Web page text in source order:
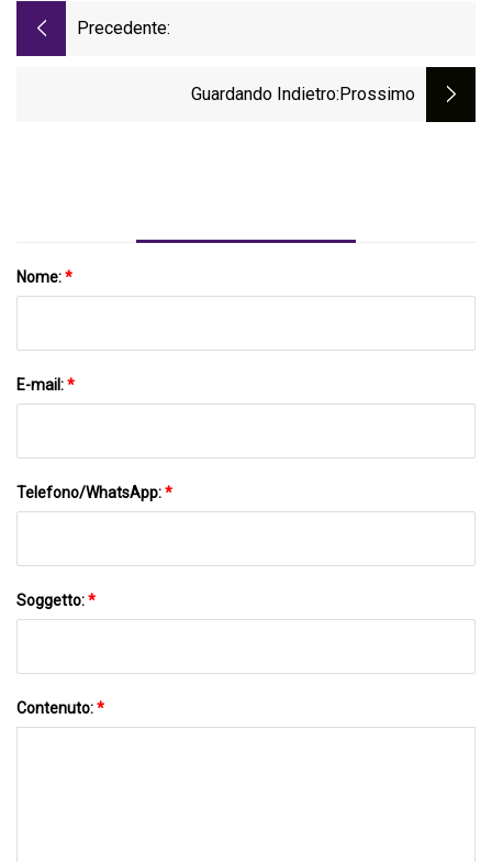
Precedente:
Guardando Indietro:Prossimo
Nome:*
E-mail:*
Telefono/WhatsApp:*
Soggetto:*
Contenuto:*